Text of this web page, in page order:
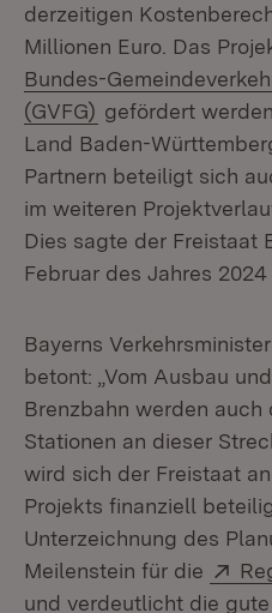
derzeitigen
Millionen Euro. Das
Bundes-
(GVFG) (Öffnet in neuem
gefördert
Land Baden-
Partnern beteiligt sich
im weiteren
Dies sagte der Freistaat
Februar des Jahres 2024
Bayerns
betont: „Vom Ausbau
Brenzbahn werden auch
Stationen an dieser
wird sich der Freistaat
Projekts finanziell
Unterzeichnung des
Meilenstein für die
und verdeutlicht die